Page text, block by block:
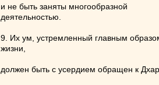
и не быть заняты многообразной
деятельностью.
9. Их ум, устремленный главным
жизни,
должен быть с усердием обращен к